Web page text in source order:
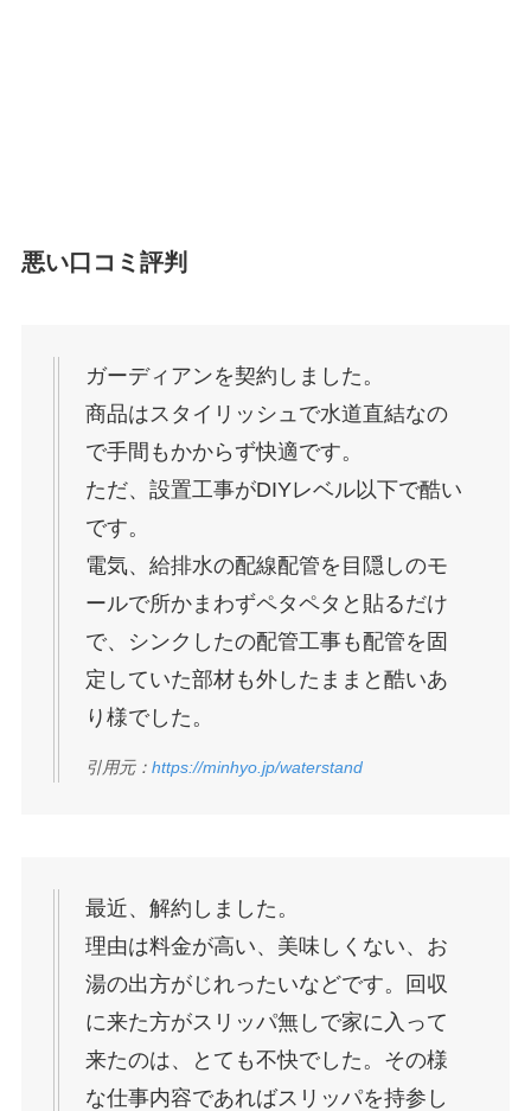
悪い口コミ評判
ガーディアンを契約しました。
商品はスタイリッシュで水道直結なの
で手間もかからず快適です。
ただ、設置工事がDIYレベル以下で酷い
です。
電気、給排水の配線配管を目隠しのモ
ールで所かまわずペタペタと貼るだけ
で、シンクしたの配管工事も配管を固
定していた部材も外したままと酷いあ
り様でした。
引用元： https://minhyo.jp/waterstand
最近、解約しました。
理由は料金が高い、美味しくない、お
湯の出方がじれったいなどです。回収
に来た方がスリッパ無しで家に入って
来たのは、とても不快でした。その様
な仕事内容であればスリッパを持参し